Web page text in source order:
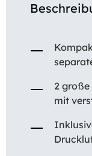
2 große
mit